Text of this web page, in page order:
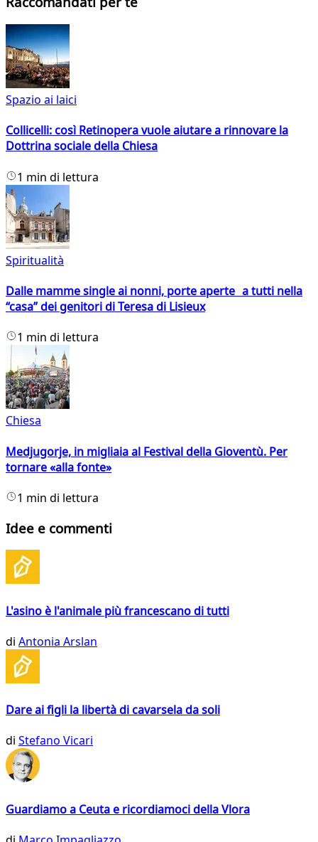
Spazio ai laici
Collicelli: così Retinopera vuole aiutare a rinnovare la
Dottrina sociale della Chiesa
1 min di lettura
Spiritualità
Dalle mamme single ai nonni, porte aperte a tutti nella
“casa” dei genitori di Teresa di Lisieux
1 min di lettura
Chiesa
Medjugorje, in migliaia al Festival della Gioventù. Per
tornare «alla fonte»
1 min di lettura
Idee e commenti
L'asino è l'animale più francescano di tutti
di Antonia Arslan
Dare ai figli la libertà di cavarsela da soli
di Stefano Vicari
Guardiamo a Ceuta e ricordiamoci della Vlora